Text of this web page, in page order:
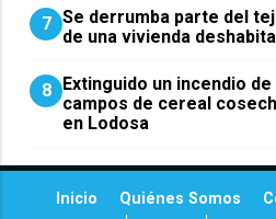
7 Se derrumba parte del
de una vivienda
8 Extinguido un incendio
campos de cereal
en Lodosa
Inicio Quiénes Somos